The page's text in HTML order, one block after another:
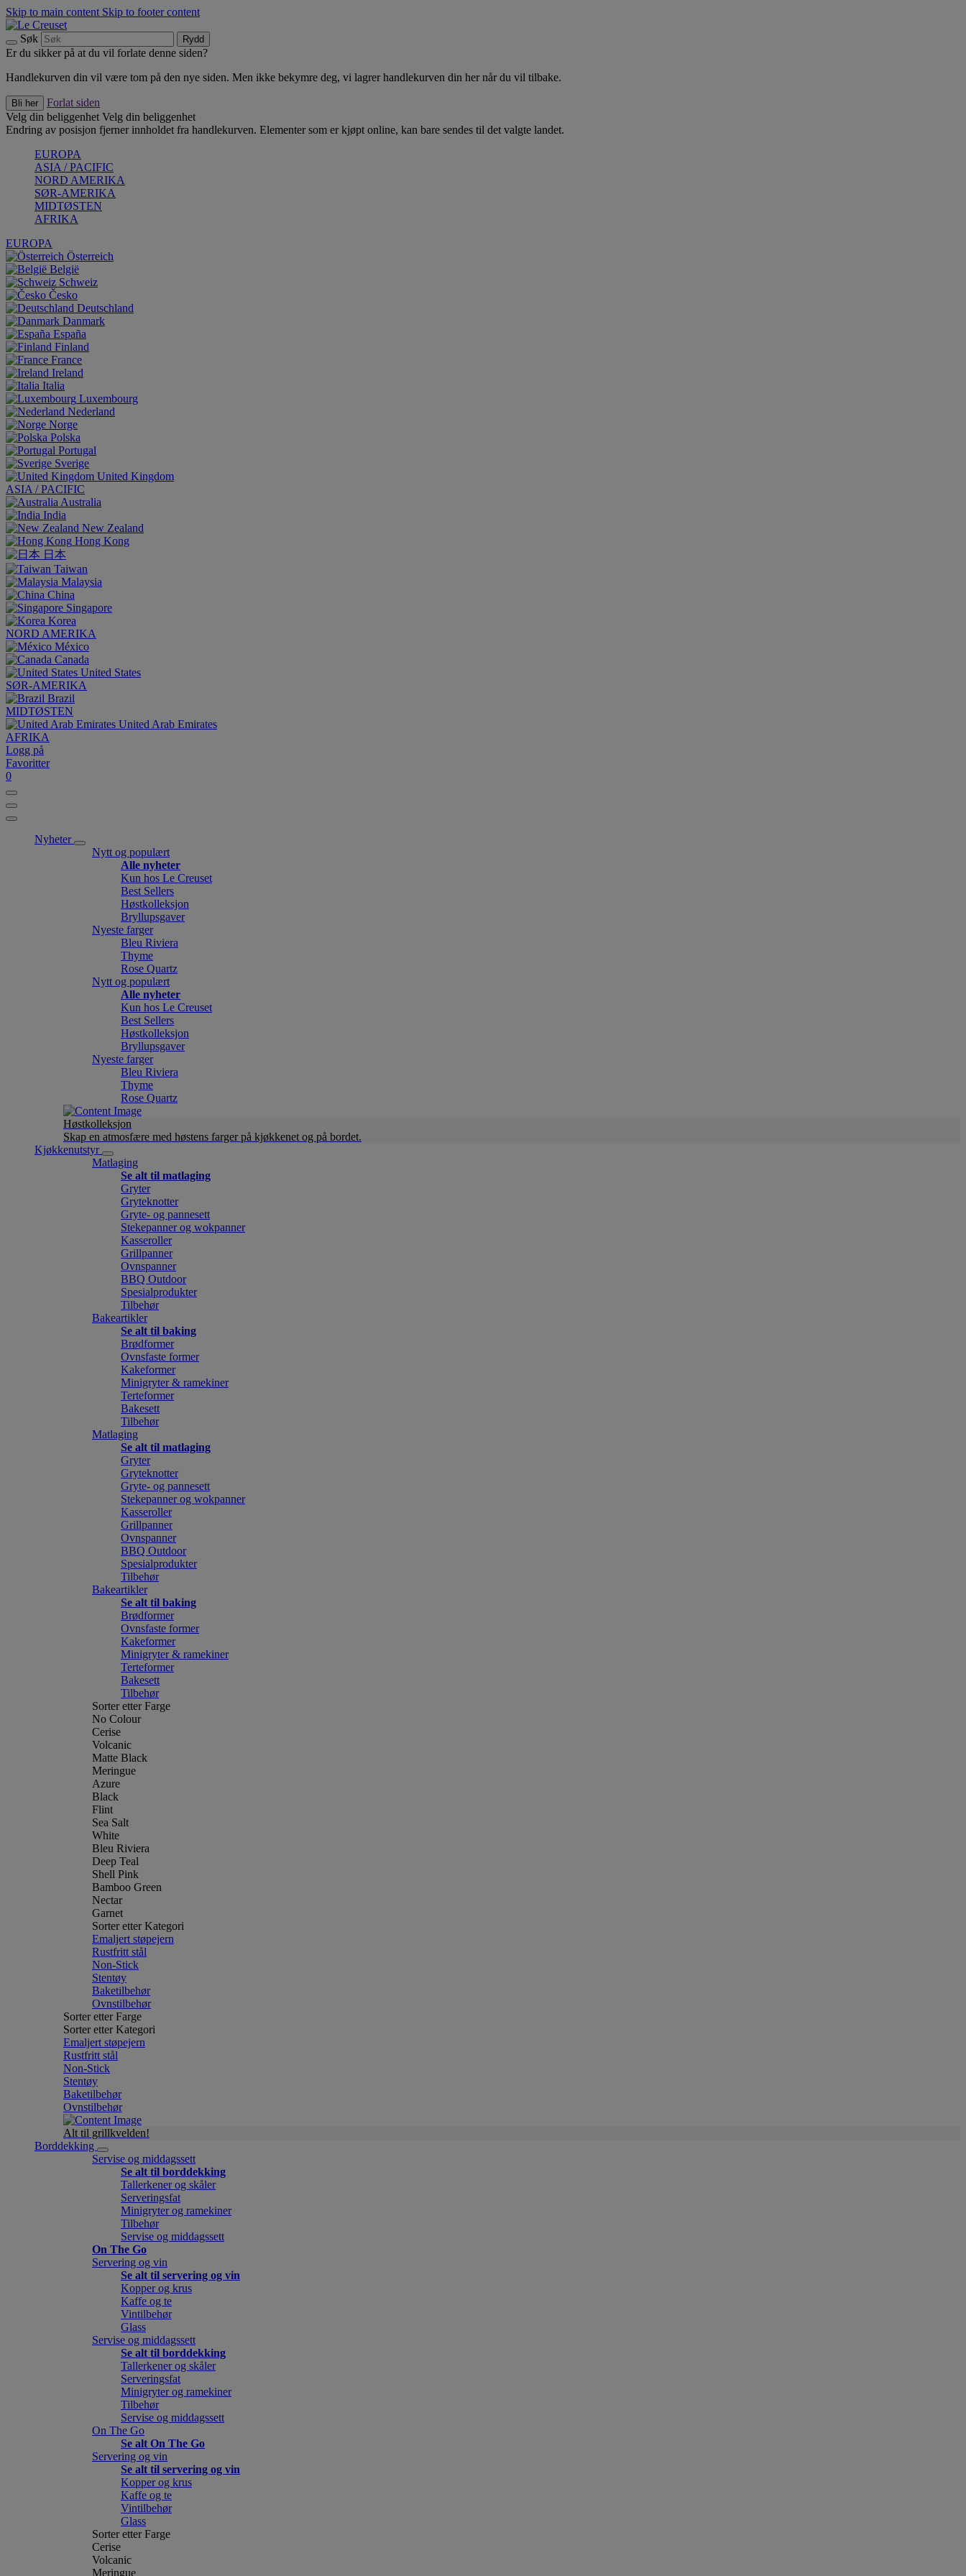
Skip to main content Skip to footer content
Søk Rydd
Er du sikker på at du vil forlate denne siden?
Handlekurven din vil være tom på den nye siden. Men ikke bekymre deg, vi lagrer handlekurven din her når du vil tilbake.
Bli her
Forlat siden
Velg din beliggenhet Velg din beliggenhet
Endring av posisjon fjerner innholdet fra handlekurven. Elementer som er kjøpt online, kan bare sendes til det valgte landet.
EUROPA
ASIA / PACIFIC
NORD AMERIKA
SØR-AMERIKA
MIDTØSTEN
AFRIKA
EUROPA
Österreich
België
Schweiz
Česko
Deutschland
Danmark
España
Finland
France
Ireland
Italia
Luxembourg
Nederland
Norge
Polska
Portugal
Sverige
United Kingdom
ASIA / PACIFIC
Australia
India
New Zealand
Hong Kong
日本
Taiwan
Malaysia
China
Singapore
Korea
NORD AMERIKA
México
Canada
United States
SØR-AMERIKA
Brazil
MIDTØSTEN
United Arab Emirates
AFRIKA
Logg på
Favoritter
0
Nyheter
Nytt og populært
Alle nyheter
Kun hos Le Creuset
Best Sellers
Høstkolleksjon
Bryllupsgaver
Nyeste farger
Bleu Riviera
Thyme
Rose Quartz
Nytt og populært
Alle nyheter
Kun hos Le Creuset
Best Sellers
Høstkolleksjon
Bryllupsgaver
Nyeste farger
Bleu Riviera
Thyme
Rose Quartz
Høstkolleksjon
Skap en atmosfære med høstens farger på kjøkkenet og på bordet.
Kjøkkenutstyr
Matlaging
Se alt til matlaging
Gryter
Gryteknotter
Gryte- og pannesett
Stekepanner og wokpanner
Kasseroller
Grillpanner
Ovnspanner
BBQ Outdoor
Spesialprodukter
Tilbehør
Bakeartikler
Se alt til baking
Brødformer
Ovnsfaste former
Kakeformer
Minigryter & ramekiner
Terteformer
Bakesett
Tilbehør
Matlaging
Se alt til matlaging
Gryter
Gryteknotter
Gryte- og pannesett
Stekepanner og wokpanner
Kasseroller
Grillpanner
Ovnspanner
BBQ Outdoor
Spesialprodukter
Tilbehør
Bakeartikler
Se alt til baking
Brødformer
Ovnsfaste former
Kakeformer
Minigryter & ramekiner
Terteformer
Bakesett
Tilbehør
Sorter etter Farge
No Colour
Cerise
Volcanic
Matte Black
Meringue
Azure
Black
Flint
Sea Salt
White
Bleu Riviera
Deep Teal
Shell Pink
Bamboo Green
Nectar
Garnet
Sorter etter Kategori
Emaljert støpejern
Rustfritt stål
Non-Stick
Stentøy
Baketilbehør
Ovnstilbehør
Sorter etter Farge
Sorter etter Kategori
Emaljert støpejern
Rustfritt stål
Non-Stick
Stentøy
Baketilbehør
Ovnstilbehør
Alt til grillkvelden!
Borddekking
Servise og middagssett
Se alt til borddekking
Tallerkener og skåler
Serveringsfat
Minigryter og ramekiner
Tilbehør
Servise og middagssett
On The Go
Servering og vin
Se alt til servering og vin
Kopper og krus
Kaffe og te
Vintilbehør
Glass
Servise og middagssett
Se alt til borddekking
Tallerkener og skåler
Serveringsfat
Minigryter og ramekiner
Tilbehør
Servise og middagssett
On The Go
Se alt On The Go
Servering og vin
Se alt til servering og vin
Kopper og krus
Kaffe og te
Vintilbehør
Glass
Sorter etter Farge
Cerise
Volcanic
Meringue